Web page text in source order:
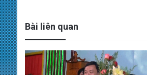
Bài liên quan